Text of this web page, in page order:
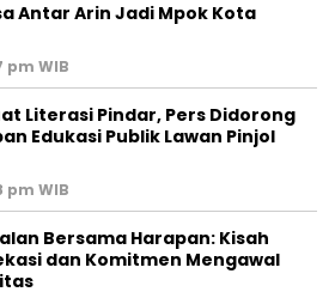
Antar Arin Jadi Mpok Kota
pm WIB
Literasi Pindar, Pers Didorong
Edukasi Publik Lawan Pinjol
pm WIB
Bersama Harapan: Kisah
dan Komitmen Mengawal